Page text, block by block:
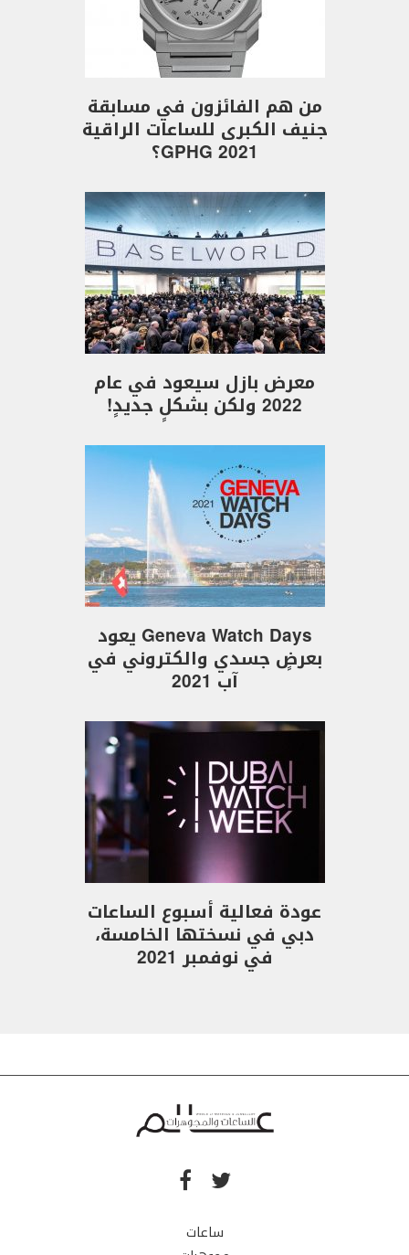
من هم الفائزون في مسابقة
جنيف الكبرى للساعات الراقية
GPHG 2021؟
معرض بازل سيعود في عام
2022 ولكن بشكلٍ جديدٍ!
Geneva Watch Days يعود
بعرضٍ جسدي والكتروني في
آب 2021
عودة فعالية أسبوع الساعات
دبي في نسختها الخامسة،
في نوفمبر 2021
ساعات